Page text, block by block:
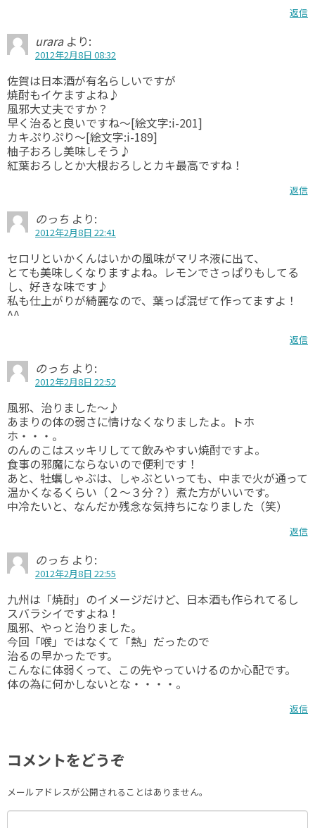
返信
urara より:
2012年2月8日 08:32
佐賀は日本酒が有名らしいですが
焼酎もイケますよね♪
風邪大丈夫ですか？
早く治ると良いですね～[絵文字:i-201]
カキぷりぷり～[絵文字:i-189]
柚子おろし美味しそう♪
紅葉おろしとか大根おろしとカキ最高ですね！
返信
のっち より:
2012年2月8日 22:41
セロリといかくんはいかの風味がマリネ液に出て、
とても美味しくなりますよね。レモンでさっぱりもしてる
し、好きな味です♪
私も仕上がりが綺麗なので、葉っぱ混ぜて作ってますよ！
^^
返信
のっち より:
2012年2月8日 22:52
風邪、治りました～♪
あまりの体の弱さに情けなくなりましたよ。トホ
ホ・・・。
のんのこはスッキリしてて飲みやすい焼酎ですよ。
食事の邪魔にならないので便利です！
あと、牡蠣しゃぶは、しゃぶといっても、中まで火が通って
温かくなるくらい（２～３分？）煮た方がいいです。
中冷たいと、なんだか残念な気持ちになりました（笑）
返信
のっち より:
2012年2月8日 22:55
九州は「焼酎」のイメージだけど、日本酒も作られてるし
スバラシイですよね！
風邪、やっと治りました。
今回「喉」ではなくて「熱」だったので
治るの早かったです。
こんなに体弱くって、この先やっていけるのか心配です。
体の為に何かしないとな・・・・。
返信
コメントをどうぞ
メールアドレスが公開されることはありません。